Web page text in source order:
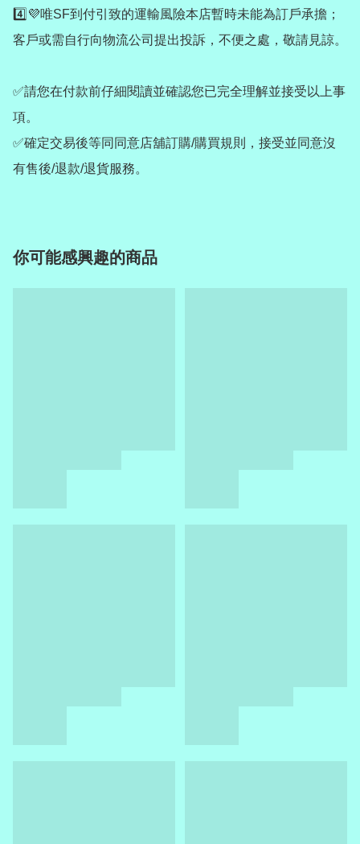
4️⃣💜唯SF到付引致的運輸風險本店暫時未能為訂戶承擔；
客戶或需自行向物流公司提出投訴，不便之處，敬請見諒。
✅請您在付款前仔細閱讀並確認您已完全理解並接受以上事
項。
✅確定交易後等同同意店舖訂購/購買規則，接受並同意沒
有售後/退款/退貨服務。
你可能感興趣的商品